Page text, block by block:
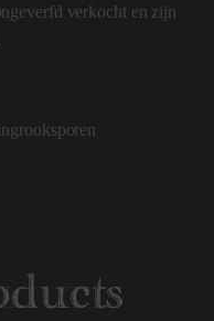
verkocht en zijn